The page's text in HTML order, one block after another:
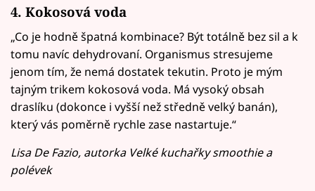
4. Kokosová voda
„Co je hodně špatná kombinace? Být totálně bez sil a k
tomu navíc dehydrovaní. Organismus stresujeme
jenom tím, že nemá dostatek tekutin. Proto je mým
tajným trikem kokosová voda. Má vysoký obsah
draslíku (dokonce i vyšší než středně velký banán),
který vás poměrně rychle zase nastartuje.“
Lisa De Fazio, autorka Velké kuchařky smoothie a
polévek